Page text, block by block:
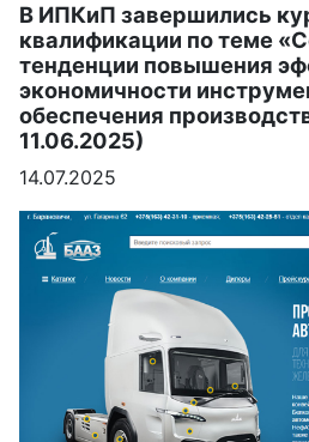
В ИПКиП завершились
квалификации по теме
тенденции повышения
экономичности
обеспечения
11.06.2025)
14.07.2025